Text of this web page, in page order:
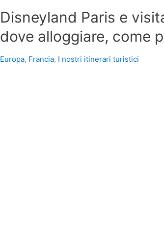
Disneyland Paris e
dove alloggiare, come
Europa, Francia, I nostri itinerari turistici